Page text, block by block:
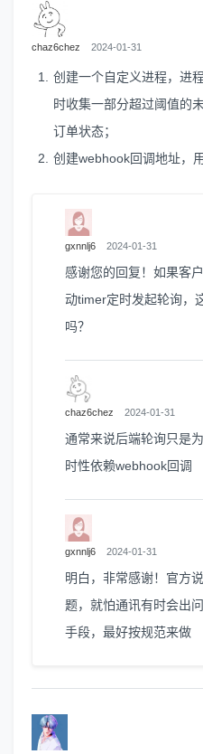
chaz6chez 2024-01-31
创建一个自定义进程，进
时收集一部分超过阈值的
订单状态；
创建webhook回调地址，
gxnnlj6 2024-01-31
感谢您的回复！如果客
动timer定时发起轮询，
吗？
chaz6chez 2024-01-31
通常来说后端轮询只是
时性依赖webhook回调
gxnnlj6 2024-01-31
明白，非常感谢！官方
题，就怕通讯有时会出
手段，最好按规范来做